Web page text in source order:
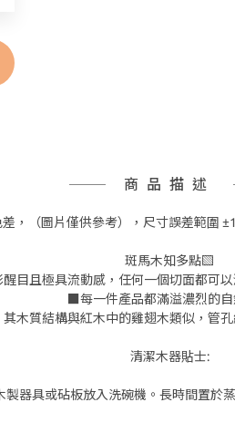
商品描述
，（圖片僅供參考），尺寸誤差範圍
斑馬木知多點▧
醒目且極具流動感，任何一個切面都可
■每一件產品都滿溢濃烈的
木質結構與紅木中的雞翅木類似，管
清潔木器貼士:
製器具或砧板放入洗碗機。長時間置於